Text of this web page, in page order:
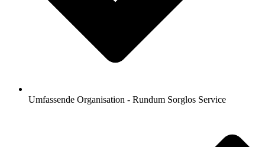
Umfassende Organisation - Rundum Sorglos Service